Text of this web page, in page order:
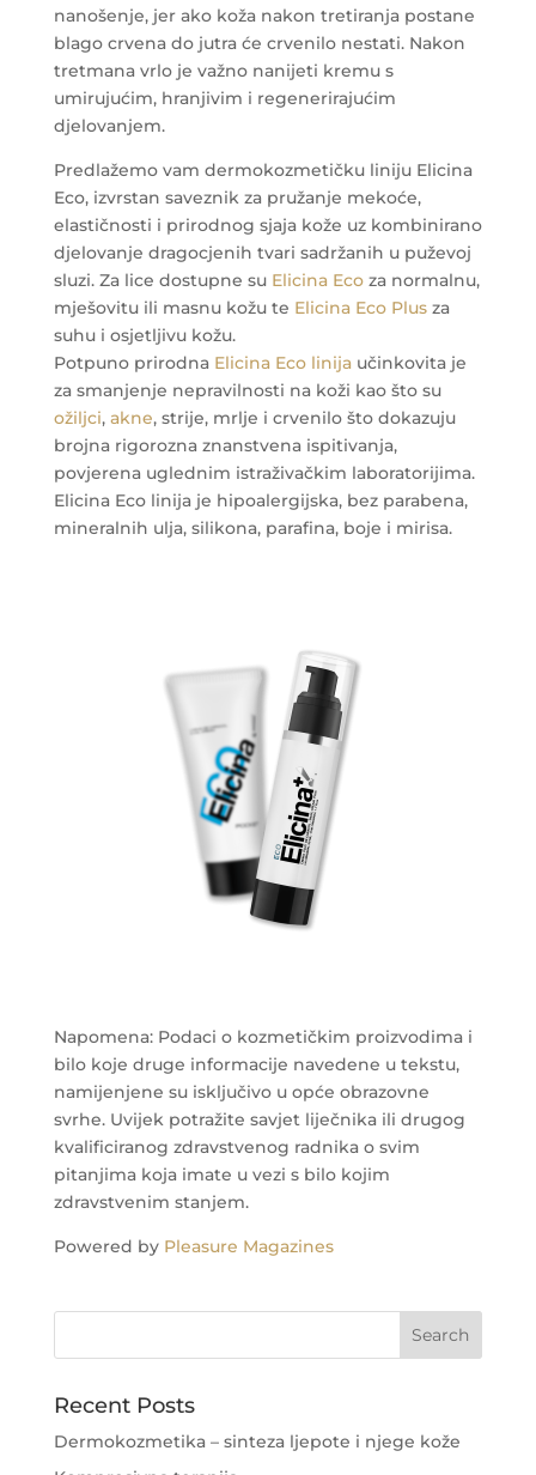
nanošenje, jer ako koža nakon tretiranja postane
blago crvena do jutra će crvenilo nestati. Nakon
tretmana vrlo je važno nanijeti kremu s
umirujućim, hranjivim i regenerirajućim
djelovanjem.
Predlažemo vam dermokozmetičku liniju Elicina
Eco, izvrstan saveznik za pružanje mekoće,
elastičnosti i prirodnog sjaja kože uz kombinirano
djelovanje dragocjenih tvari sadržanih u puževoj
sluzi. Za lice dostupne su Elicina Ecoza normalnu,
mješovitu ili masnu kožu te Elicina Eco Plusza
suhu i osjetljivu kožu.
Potpuno prirodna Elicina Eco linijaučinkovita je
za smanjenje nepravilnosti na koži kao što su
ožiljci, akne, strije, mrlje i crvenilo što dokazuju
brojna rigorozna znanstvena ispitivanja,
povjerena uglednim istraživačkim laboratorijima.
Elicina Eco linija je hipoalergijska, bez parabena,
mineralnih ulja, silikona, parafina, boje i mirisa.
Napomena: Podaci o kozmetičkim proizvodima i
bilo koje druge informacije navedene u tekstu,
namijenjene su isključivo u opće obrazovne
svrhe. Uvijek potražite savjet liječnika ili drugog
kvalificiranog zdravstvenog radnika o svim
pitanjima koja imate u vezi s bilo kojim
zdravstvenim stanjem.
Powered by Pleasure Magazines
Recent Posts
Dermokozmetika – sinteza ljepote i njege kože